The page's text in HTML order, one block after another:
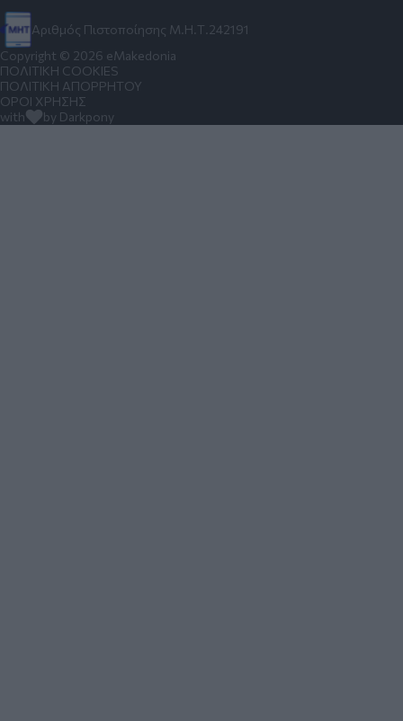
Αριθμός Πιστοποίησης Μ.Η.Τ.242191
Copyright © 2026 eMakedonia
ΠΟΛΙΤΙΚΗ COOKIES
ΠΟΛΙΤΙΚΗ ΑΠΟΡΡΗΤΟΥ
ΟΡΟΙ ΧΡΗΣΗΣ
with
by Darkpony